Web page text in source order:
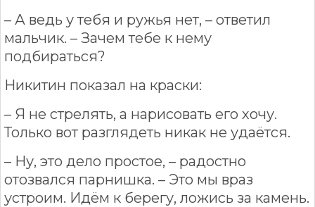
– А ведь у тебя и ружья нет, – ответил
мальчик. – Зачем тебе к нему
подбираться?
Никитин показал на краски:
– Я не стрелять, а нарисовать его хочу.
Только вот разглядеть никак не удаётся.
– Ну, это дело простое, – радостно
отозвался парнишка. – Это мы враз
устроим. Идём к берегу, ложись за камень.